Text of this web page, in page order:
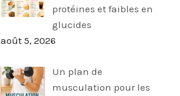
protéines et faibles en
glucides
août 5, 2026
Un plan de
musculation pour les